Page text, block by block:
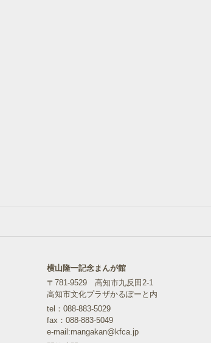
横山隆一記念まんが館
〒781-9529 高知市九反田2-1
高知市文化プラザかるぽーと内
tel：088-883-5029
fax：088-883-5049
e-mail:mangakan@kfca.jp